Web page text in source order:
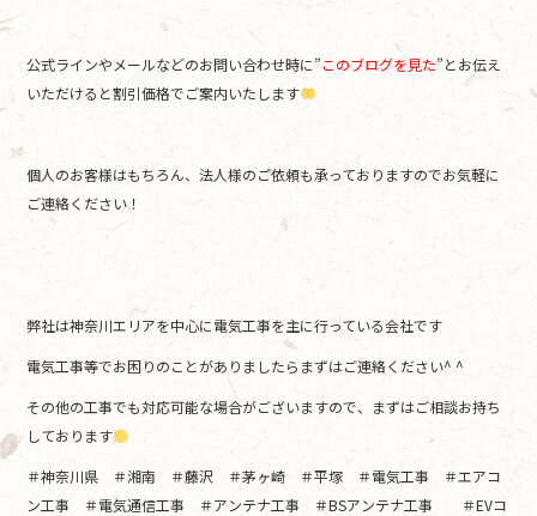
公式ラインやメールなどのお問い合わせ時に”このブログを見た”とお伝え
いただけると割引価格でご案内いたします
個人のお客様はもちろん、法人様のご依頼も承っておりますのでお気軽に
ご連絡ください！
弊社は神奈川エリアを中心に電気工事を主に行っている会社です
電気工事等でお困りのことがありましたらまずはご連絡ください^ ^
その他の工事でも対応可能な場合がございますので、まずはご相談お持ち
しております
＃神奈川県 ＃湘南 ＃藤沢 ＃茅ヶ崎 ＃平塚 ＃電気工事 ＃エアコ
ン工事 ＃電気通信工事 ＃アンテナ工事 ＃BSアンテナ工事 ＃EVコ